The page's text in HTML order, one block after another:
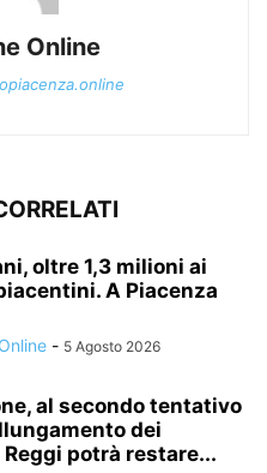
Online
oltre 1,3 milioni ai
A Piacenza
- 5 Agosto 2026
al secondo tentativo
dei
potrà restare...